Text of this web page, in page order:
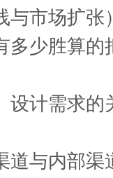
与市场扩张
多少胜算的
设计需求的
道与内部渠